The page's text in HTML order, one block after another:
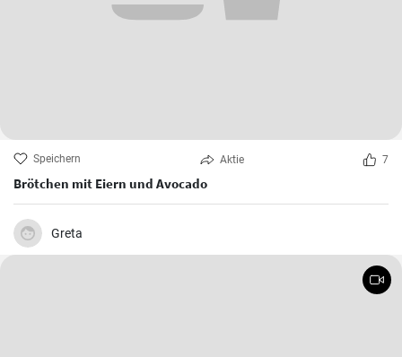
Speichern Aktie 7
Brötchen mit Eiern und Avocado
Greta